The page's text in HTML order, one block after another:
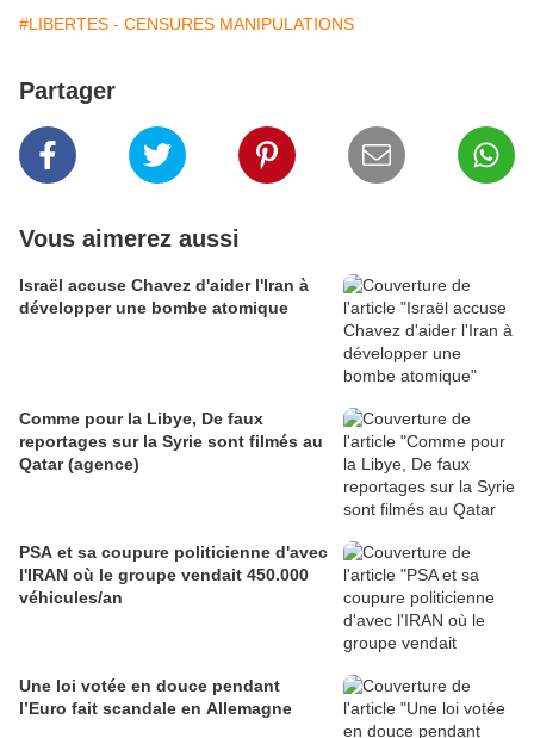
#LIBERTES - CENSURES MANIPULATIONS
Partager
Vous aimerez aussi
Israël accuse Chavez d'aider l'Iran à
développer une bombe atomique
Comme pour la Libye, De faux
reportages sur la Syrie sont filmés au
Qatar (agence)
PSA et sa coupure politicienne d'avec
l'IRAN où le groupe vendait 450.000
véhicules/an
Une loi votée en douce pendant
l’Euro fait scandale en Allemagne